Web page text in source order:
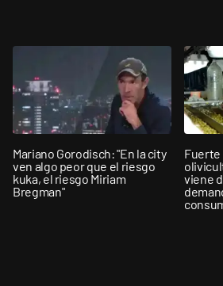
Mariano Gorodisch: "En la city
ven algo peor que el riesgo
kuka, el riesgo Miriam
Bregman"
Fuerte
viene